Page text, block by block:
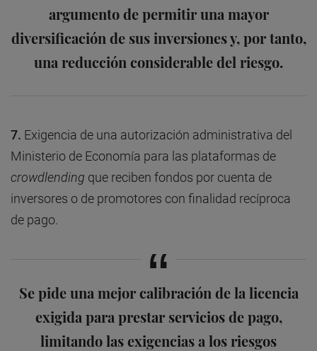
argumento de permitir una mayor
diversificación de sus inversiones y, por tanto,
una reducción considerable del riesgo.
7. Exigencia de una autorización administrativa del
Ministerio de Economía para las plataformas de
crowdlending que reciben fondos por cuenta de
inversores o de promotores con finalidad recíproca
de pago.
Se pide una mejor calibración de la licencia
exigida para prestar servicios de pago,
limitando las exigencias a los riesgos